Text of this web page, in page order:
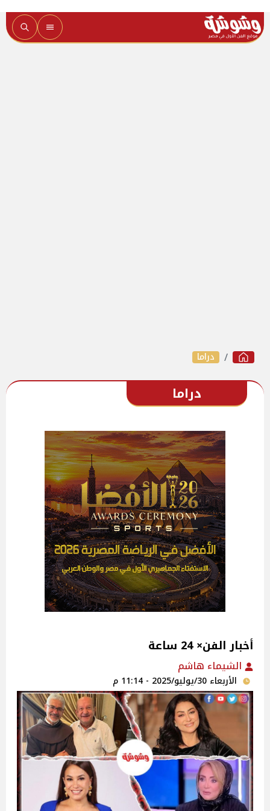
دراما
دراما
أخبار الفن× 24 ساعة‎‎‎‎
الشيماء هاشم
الأربعاء 30/يوليو/2025 - 11:14 م